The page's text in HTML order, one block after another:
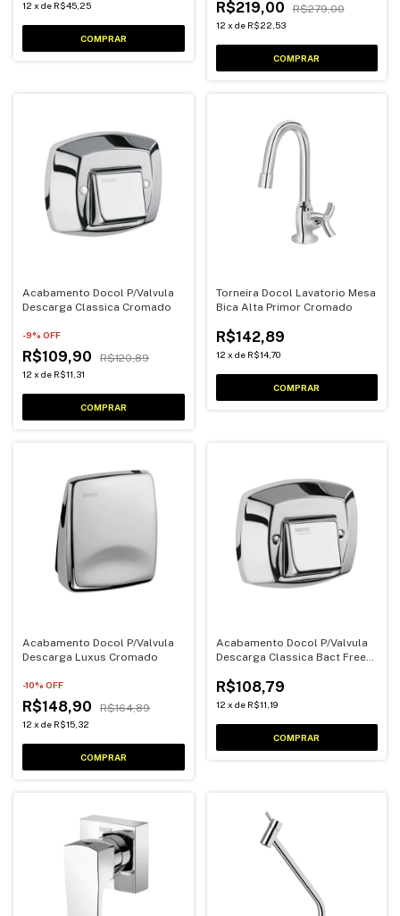
12 x de R$45,25 R$219,00 R$279,00
12 x de R$22,53
Acabamento Docol P/Valvula
Descarga Classica Cromado
-9% OFF
R$109,90 R$120,89
12 x de R$11,31
Torneira Docol Lavatorio Mesa
Bica Alta Primor Cromado
R$142,89
12 x de R$14,70
Acabamento Docol P/Valvula
Descarga Luxus Cromado
-10% OFF
R$148,90 R$164,89
12 x de R$15,32
Acabamento Docol P/Valvula
Descarga Classica Bact Free
R$108,79
12 x de R$11,19